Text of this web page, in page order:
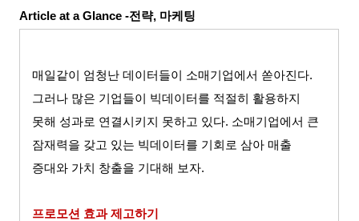
Article at a Glance -전략, 마케팅
매일같이 엄청난 데이터들이 소매기업에서 쏟아진다.
그러나 많은 기업들이 빅데이터를 적절히 활용하지
못해 성과로 연결시키지 못하고 있다. 소매기업에서 큰
잠재력을 갖고 있는 빅데이터를 기회로 삼아 매출
증대와 가치 창출을 기대해 보자.
프로모션 효과 제고하기